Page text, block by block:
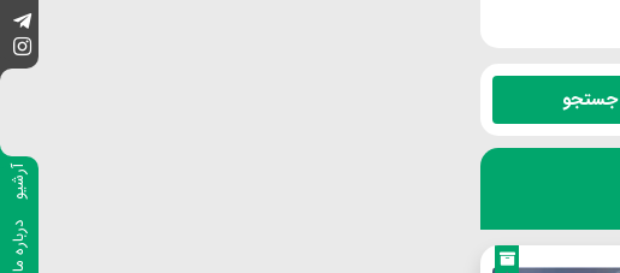
آرشیو
درباره ما
جستجو